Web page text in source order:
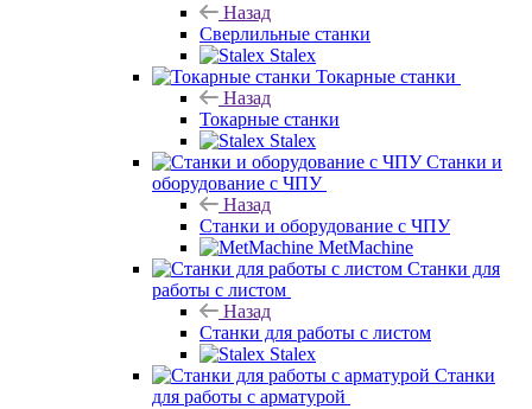
Назад
Сверлильные станки
Stalex
Токарные станки
Назад
Токарные станки
Stalex
Станки и
оборудование с ЧПУ
Назад
Станки и оборудование с ЧПУ
MetMachine
Станки для
работы с листом
Назад
Станки для работы с листом
Stalex
Станки
для работы с арматурой